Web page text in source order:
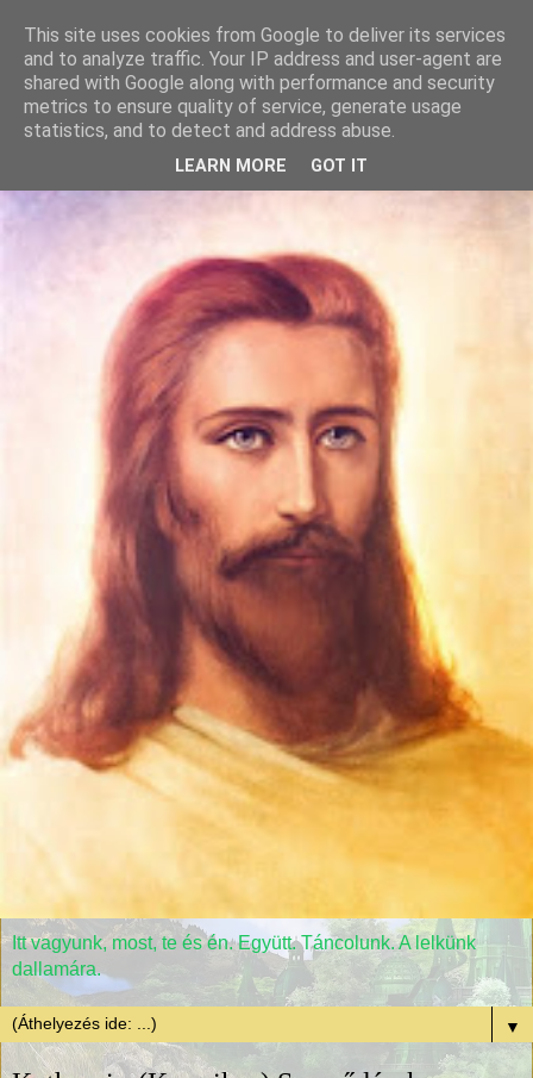
Szívtánc
Itt vagyunk, most, te és én. Együtt. Táncolunk. A lelkünk
Itt vagyunk, most, te és én. Együtt. Táncolunk. A lelkünk
dallamára.
▼
This site uses cookies from Google to deliver its services
and to analyze traffic. Your IP address and user-agent are
shared with Google along with performance and security
metrics to ensure quality of service, generate usage
statistics, and to detect and address abuse.
LEARN MORE GOT IT